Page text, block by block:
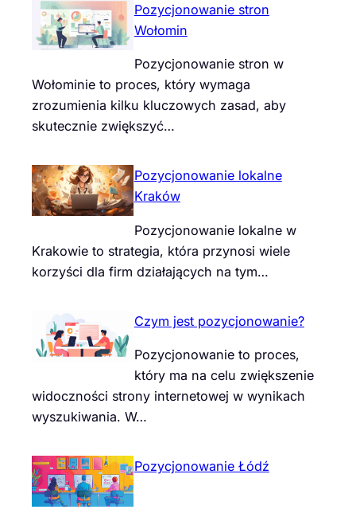
Pozycjonowanie stron
Wołomin
Pozycjonowanie stron w
Wołominie to proces, który wymaga
zrozumienia kilku kluczowych zasad, aby
skutecznie zwiększyć…
Pozycjonowanie lokalne
Kraków
Pozycjonowanie lokalne w
Krakowie to strategia, która przynosi wiele
korzyści dla firm działających na tym…
Czym jest pozycjonowanie?
Pozycjonowanie to proces,
który ma na celu zwiększenie
widoczności strony internetowej w wynikach
wyszukiwania. W…
Pozycjonowanie Łódź